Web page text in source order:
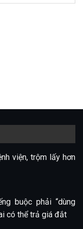
viện, trộm lấy hơn
buộc phải “dùng
có thể trả giá đắt